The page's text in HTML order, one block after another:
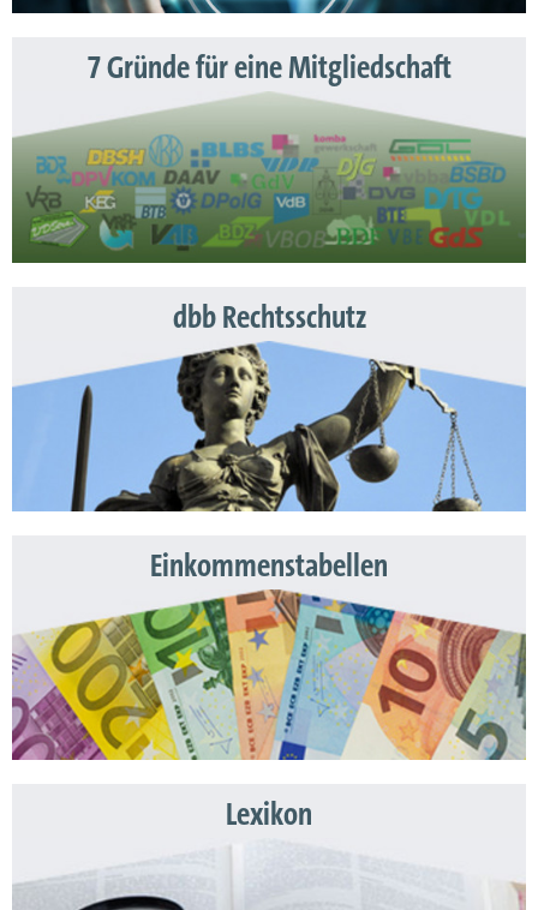
7 Gründe für eine Mitgliedschaft
dbb Rechtsschutz
Einkommenstabellen
Lexikon